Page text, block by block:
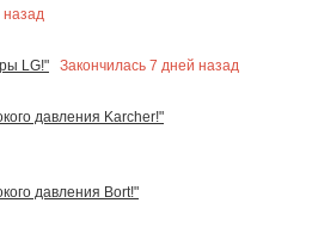
назад
LG!"
Закончилась 7 дней назад
давления Karcher!"
давления Bort!"